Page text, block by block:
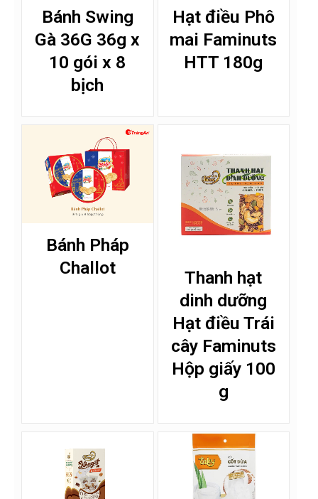
Bánh Swing
Gà 36G 36g x
10 gói x 8
bịch
Hạt điều Phô
mai Faminuts
HTT 180g
Bánh Pháp
Challot
Thanh hạt
dinh dưỡng
Hạt điều Trái
cây Faminuts
Hộp giấy 100
g